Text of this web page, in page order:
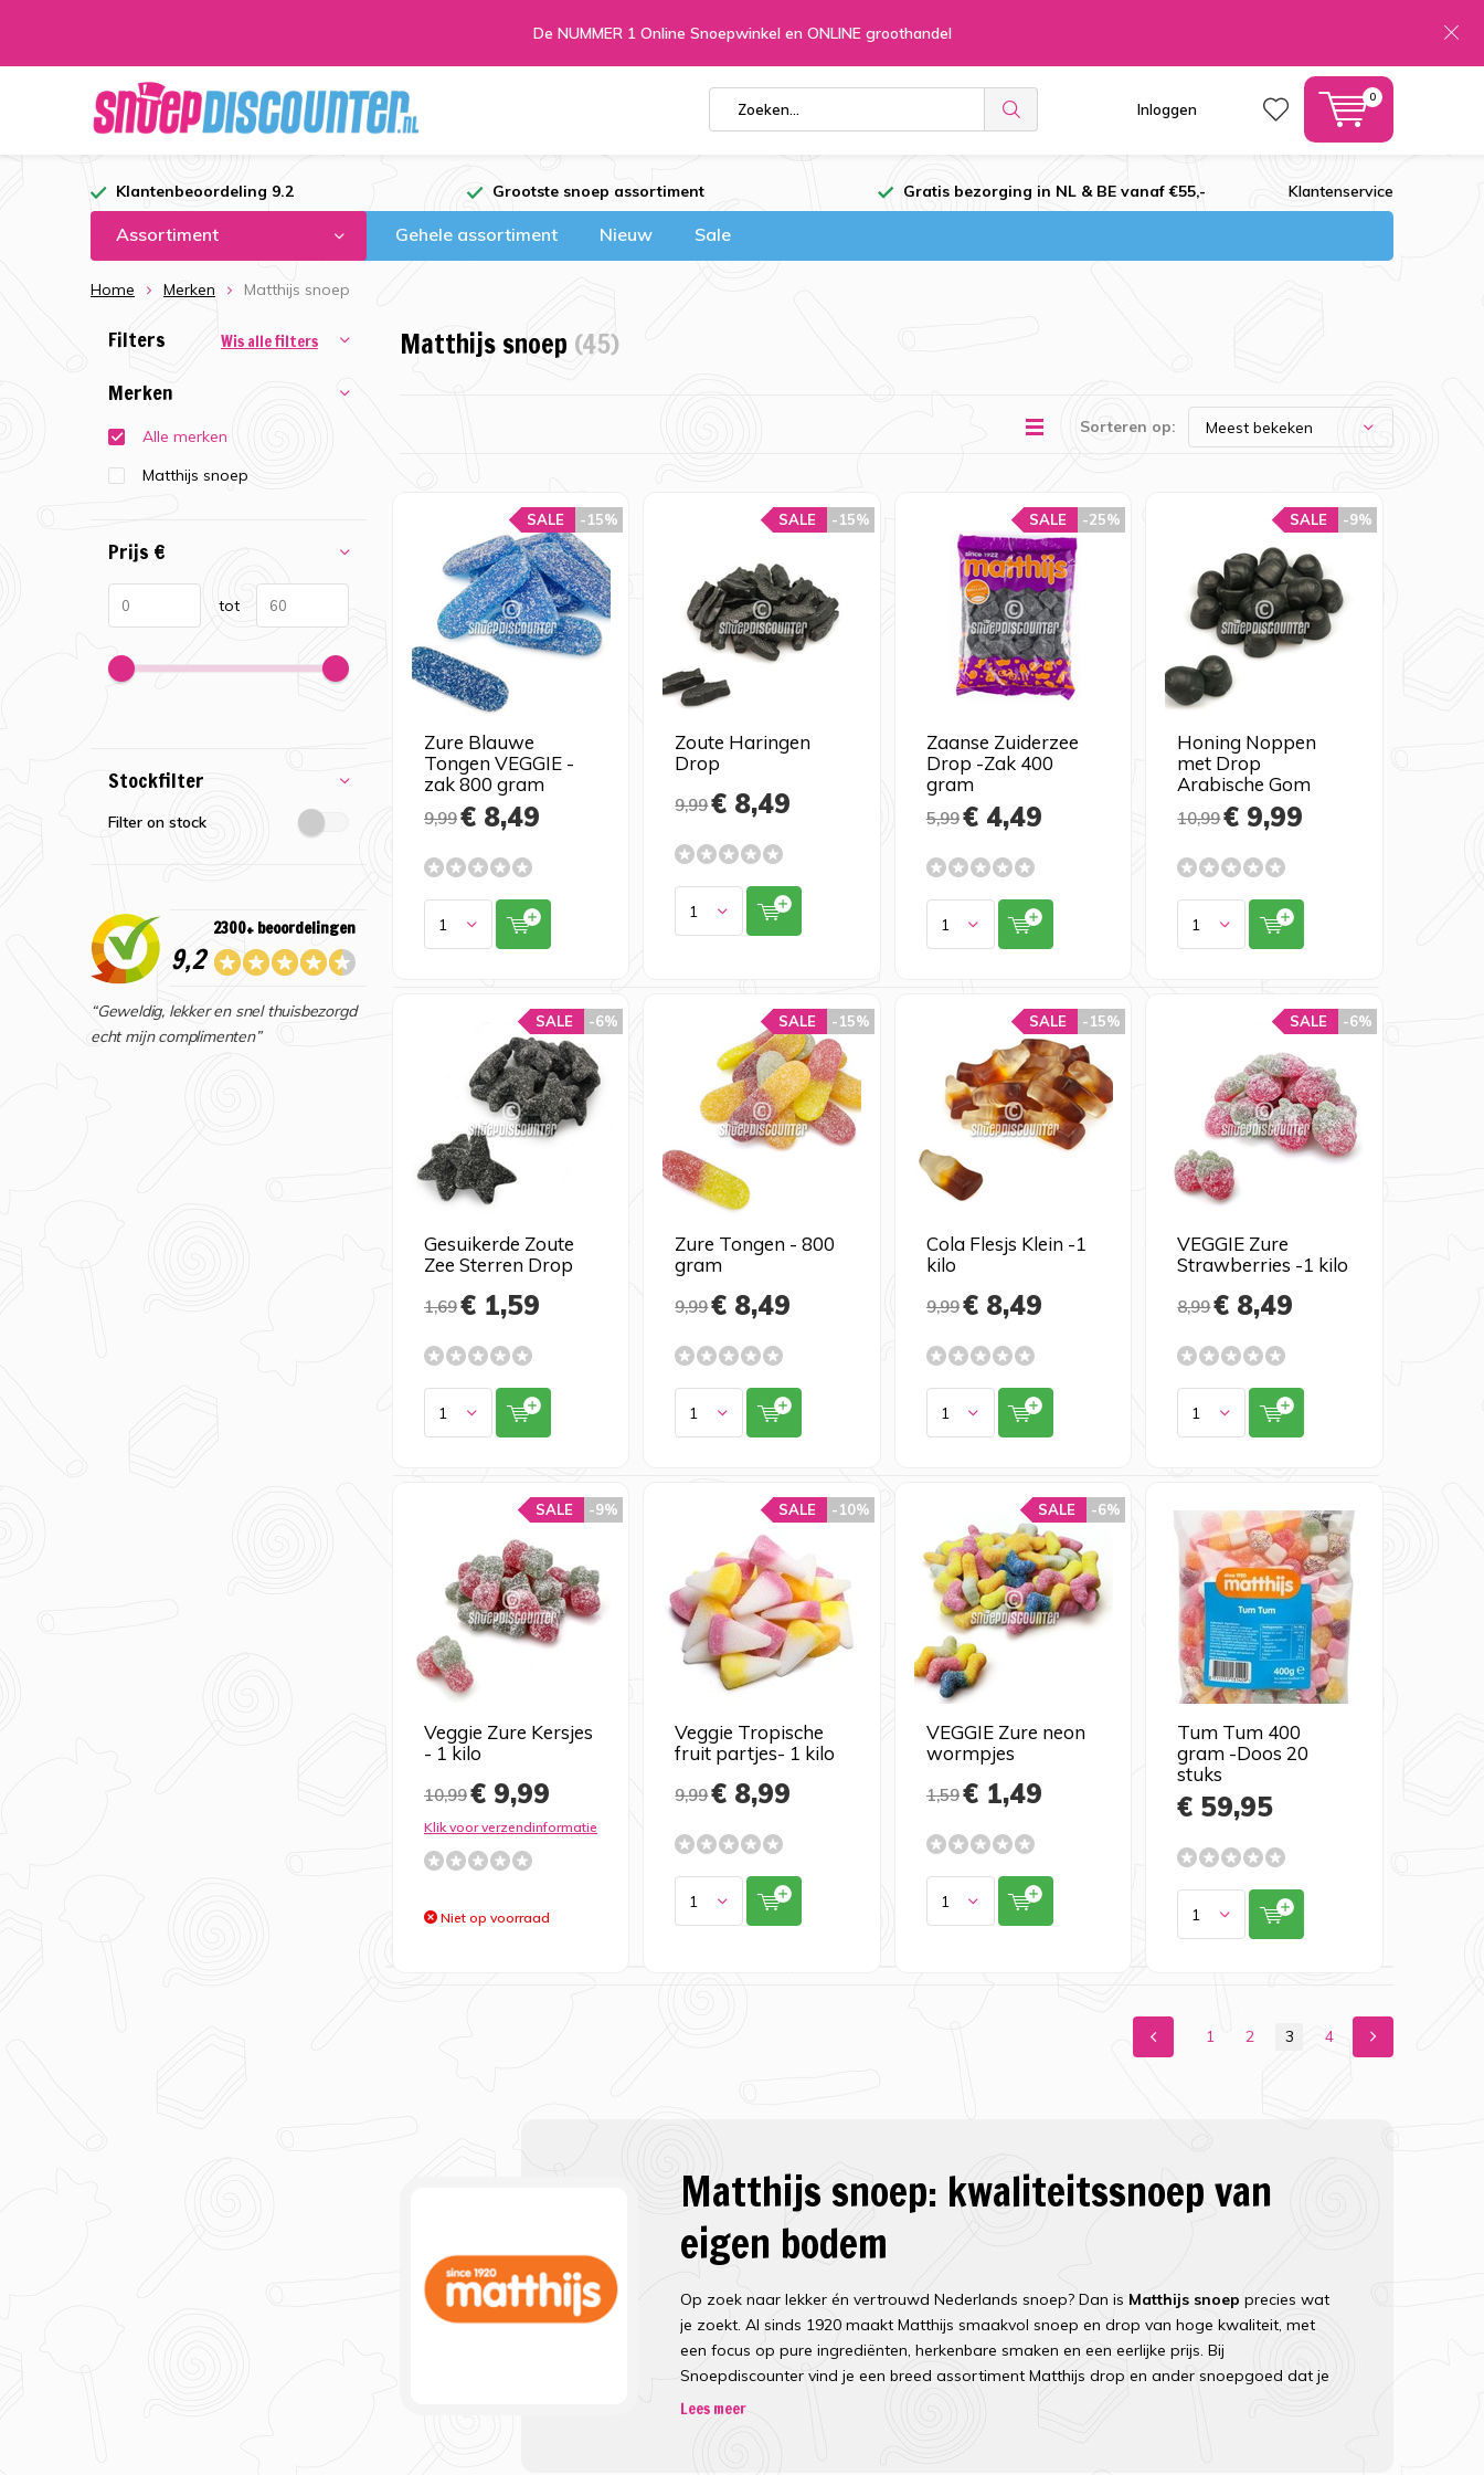
Inloggen
0
De NUMMER 1 Online Snoepwinkel en ONLINE groothandel
Klantenbeoordeling 9.2 Grootste snoep assortiment Gratis bezorging in NL & BE vanaf €55,- Klantenservice
Assortiment Gehele assortiment Nieuw Sale
Home Merken Matthijs snoep
Matthijs snoep (45)
Sorteren op:
Zure Blauwe
Tongen VEGGIE -
zak 800 gram
-15%
SALE
9,99€ 8,49
Zoute Haringen
Drop
-15%
SALE
9,99€ 8,49
Zaanse Zuiderzee
Drop -Zak 400
gram
-25%
SALE
5,99€ 4,49
Honing Noppen
met Drop
Arabische Gom
-9%
SALE
10,99€ 9,99
Gesuikerde Zoute
Zee Sterren Drop
-6%
SALE
1,69€ 1,59
Zure Tongen - 800
gram
-15%
SALE
9,99€ 8,49
Cola Flesjs Klein -1
kilo
-15%
SALE
9,99€ 8,49
VEGGIE Zure
Strawberries -1 kilo
-6%
SALE
8,99€ 8,49
Veggie Zure Kersjes
- 1 kilo
-9%
SALE
10,99€ 9,99
Klik voor verzendinformatie
Niet op voorraad
Veggie Tropische
fruit partjes- 1 kilo
-10%
SALE
9,99€ 8,99
VEGGIE Zure neon
wormpjes
-6%
SALE
1,59€ 1,49
Tum Tum 400
gram -Doos 20
stuks
€ 59,95
1 2 3 4
Matthijs snoep: kwaliteitssnoep van
eigen bodem
Op zoek naar lekker én vertrouwd Nederlands snoep? Dan is Matthijs snoep precies wat
je zoekt. Al sinds 1920 maakt Matthijs smaakvol snoep en drop van hoge kwaliteit, met
een focus op pure ingrediënten, herkenbare smaken en een eerlijke prijs. Bij
Snoepdiscounter vind je een breed assortiment Matthijs drop en ander snoepgoed dat je
gegarandeerd laat watertanden.
Lees meer
Filters Wis alle filters
Merken
Alle merken
Matthijs snoep
Prijs €
tot
Stockfilter
Filter on stock
9,2
2300+ beoordelingen
“Geweldig, lekker en snel thuisbezorgd
echt mijn complimenten”